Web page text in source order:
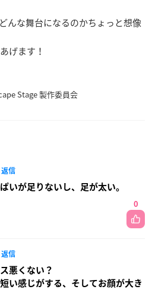
んな舞台になるのかちょっと想像
げます！
Stage 製作委員会
返信
いが足りないし、足が太い。
0
返信
悪くない？
い感じがする、そしてお顔が大き